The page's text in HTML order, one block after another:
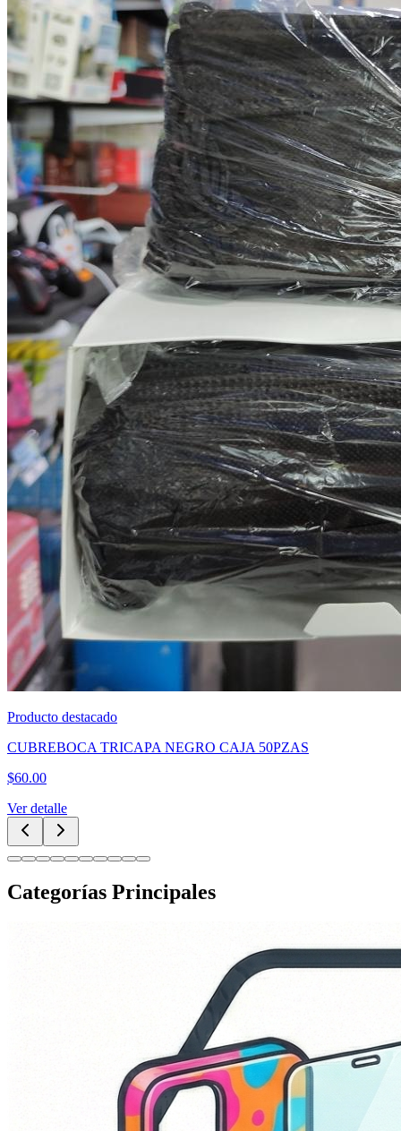
Producto destacado
CUBREBOCA TRICAPA NEGRO CAJA 50PZAS
$60.00
Ver detalle
Categorías Principales